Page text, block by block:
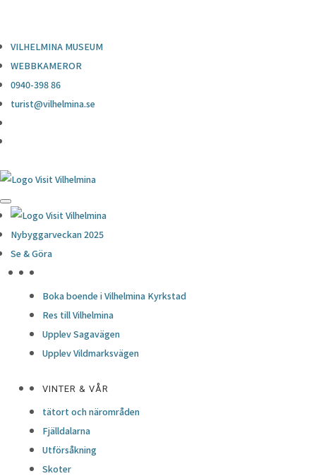
VILHELMINA MUSEUM
WEBBKAMEROR
0940-398 86
turist@vilhelmina.se
Nybyggarveckan 2025
Se & Göra
Boka boende i Vilhelmina Kyrkstad
Res till Vilhelmina
Upplev Sagavägen
Upplev Vildmarksvägen
VINTER & VÅR
tätort och närområden
Fjälldalarna
Utförsåkning
Skoter